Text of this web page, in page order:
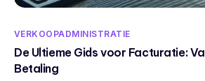
VERKOOPADMINISTRATIE
De Ultieme Gids voor Facturatie:
Betaling